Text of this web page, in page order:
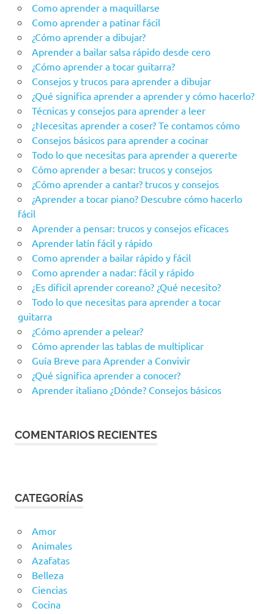
Como aprender a maquillarse
Como aprender a patinar fácil
¿Cómo aprender a dibujar?
Aprender a bailar salsa rápido desde cero
¿Cómo aprender a tocar guitarra?
Consejos y trucos para aprender a dibujar
¿Qué significa aprender a aprender y cómo hacerlo?
Técnicas y consejos para aprender a leer
¿Necesitas aprender a coser? Te contamos cómo
Consejos básicos para aprender a cocinar
Todo lo que necesitas para aprender a quererte
Cómo aprender a besar: trucos y consejos
¿Cómo aprender a cantar? trucos y consejos
¿Aprender a tocar piano? Descubre cómo hacerlo
fácil
Aprender a pensar: trucos y consejos eficaces
Aprender latín fácil y rápido
Como aprender a bailar rápido y fácil
Como aprender a nadar: fácil y rápido
¿Es difícil aprender coreano? ¿Qué necesito?
Todo lo que necesitas para aprender a tocar
guitarra
¿Cómo aprender a pelear?
Cómo aprender las tablas de multiplicar
Guía Breve para Aprender a Convivir
¿Qué significa aprender a conocer?
Aprender italiano ¿Dónde? Consejos básicos
COMENTARIOS RECIENTES
CATEGORÍAS
Amor
Animales
Azafatas
Belleza
Ciencias
Cocina